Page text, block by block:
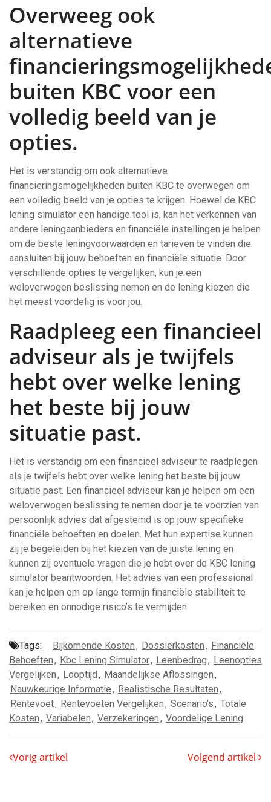
Overweeg ook
alternatieve
buiten KBC voor een
volledig beeld van je
opties.
Het is verstandig om ook alternatieve
financieringsmogelijkheden buiten KBC te overwegen om
een volledig beeld van je opties te krijgen. Hoewel de KBC
lening simulator een handige tool is, kan het verkennen van
andere leningaanbieders en financiële instellingen je helpen
om de beste leningvoorwaarden en tarieven te vinden die
aansluiten bij jouw behoeften en financiële situatie. Door
verschillende opties te vergelijken, kun je een
weloverwogen beslissing nemen en de lening kiezen die
het meest voordelig is voor jou.
Raadpleeg een financieel
adviseur als je twijfels
hebt over welke lening
het beste bij jouw
situatie past.
Het is verstandig om een financieel adviseur te raadplegen
als je twijfels hebt over welke lening het beste bij jouw
situatie past. Een financieel adviseur kan je helpen om een
weloverwogen beslissing te nemen door je te voorzien van
persoonlijk advies dat afgestemd is op jouw specifieke
financiële behoeften en doelen. Met hun expertise kunnen
zij je begeleiden bij het kiezen van de juiste lening en
kunnen zij eventuele vragen die je hebt over de KBC lening
simulator beantwoorden. Het advies van een professional
kan je helpen om op lange termijn financiële stabiliteit te
bereiken en onnodige risico’s te vermijden.
Tags: Bijkomende Kosten, Dossierkosten, Financiële
Behoeften, Kbc Lening Simulator, Leenbedrag, Leenopties
Vergelijken, Looptijd, Maandelijkse Aflossingen,
Nauwkeurige Informatie, Realistische Resultaten,
Rentevoet, Rentevoeten Vergelijken, Scenario's, Totale
Kosten, Variabelen, Verzekeringen, Voordelige Lening
Vorig artikel Volgend artikel